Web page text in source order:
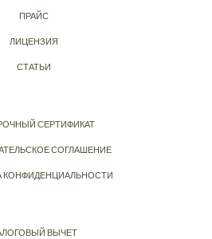
ПРАЙС
ЛИЦЕНЗИЯ
СТАТЬИ
СЕРТИФИКАТ
СОГЛАШЕНИЕ
КОНФИДЕНЦИАЛЬНОСТИ
ВЫЧЕТ